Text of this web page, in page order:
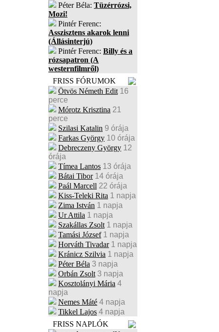
Péter Béla: Tüzérrózsi,
Mozi!
Pintér Ferenc:
Asszisztens akarok lenni
(Állásinterjú)
Pintér Ferenc: Billy és a
rózsapatron (A
westernfilmről)
FRISS FÓRUMOK
Ötvös Németh Edit 16
perce
Mórotz Krisztina 21
perce
Szilasi Katalin 9 órája
Farkas György 10 órája
Debreczeny György 12
órája
Tímea Lantos 13 órája
Bátai Tibor 14 órája
Paál Marcell 22 órája
Kiss-Teleki Rita 1 napja
Zima István 1 napja
Ur Attila 1 napja
Szakállas Zsolt 1 napja
Tamási József 1 napja
Horváth Tivadar 1 napja
Kránicz Szilvia 1 napja
Péter Béla 3 napja
Orbán Zsolt 3 napja
Kosztolányi Mária 4
napja
Nemes Máté 4 napja
Tikkel Lajos 4 napja
FRISS NAPLÓK